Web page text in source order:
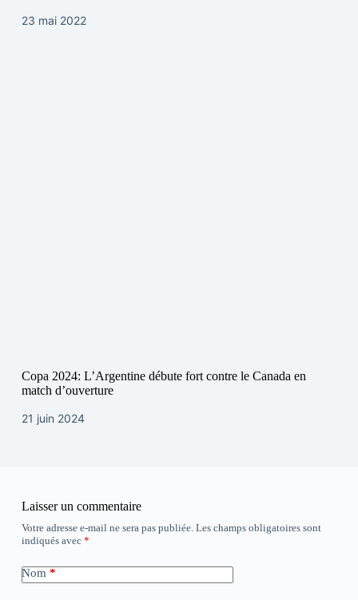
23 mai 2022
Copa 2024: L’Argentine débute fort contre le Canada en
match d’ouverture
21 juin 2024
Laisser un commentaire
Votre adresse e-mail ne sera pas publiée. Les champs obligatoires sont
indiqués avec *
Nom*